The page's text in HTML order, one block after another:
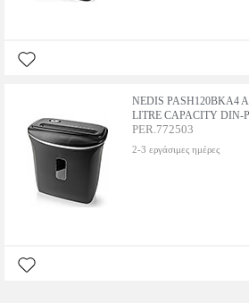
NEDIS PASH120BKA4
LITRE CAPACITY DIN-
PER.772503
2-3 εργάσιμες ημέρες